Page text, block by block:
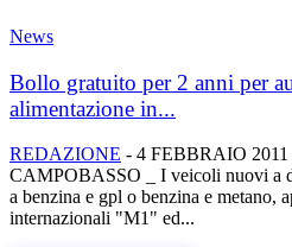
News
Bollo gratuito per 2 anni per
alimentazione in...
REDAZIONE - 4 FEBBRAIO 2011
CAMPOBASSO _ I veicoli nuovi a
a benzina e gpl o benzina e metano,
internazionali "M1" ed...